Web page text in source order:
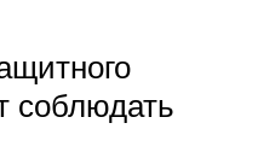
соблюдать